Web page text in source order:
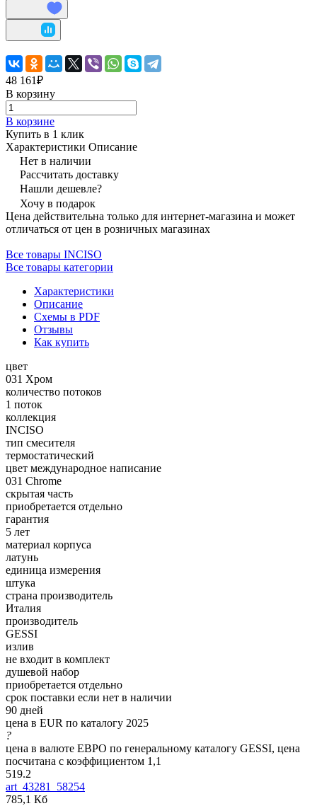
48 161₽
В корзину
В корзине
Купить в 1 клик
Характеристики Описание
Нет в наличии
Рассчитать доставку
Нашли дешевле?
Хочу в подарок
Цена действительна только для интернет-магазина и может
отличаться от цен в розничных магазинах
Все товары INCISO
Все товары категории
Характеристики
Описание
Схемы в PDF
Отзывы
Как купить
цвет
031 Хром
количество потоков
1 поток
коллекция
INCISO
тип смесителя
термостатический
цвет международное написание
031 Chrome
скрытая часть
приобретается отдельно
гарантия
5 лет
материал корпуса
латунь
единица измерения
штука
страна производитель
Италия
производитель
GESSI
излив
не входит в комплект
душевой набор
приобретается отдельно
срок поставки если нет в наличии
90 дней
цена в EUR по каталогу 2025
?
цена в валюте ЕВРО по генеральному каталогу GESSI, цена
посчитана с коэффициентом 1,1
519.2
art_43281_58254
785,1 Кб